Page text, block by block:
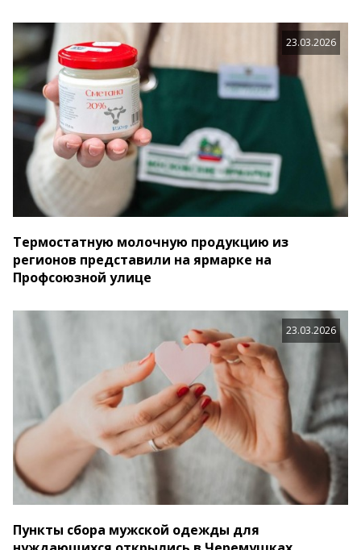
23.03.2026
Термостатную молочную продукцию из
регионов представили на ярмарке на
Профсоюзной улице
23.03.2026
Пункты сбора мужской одежды для